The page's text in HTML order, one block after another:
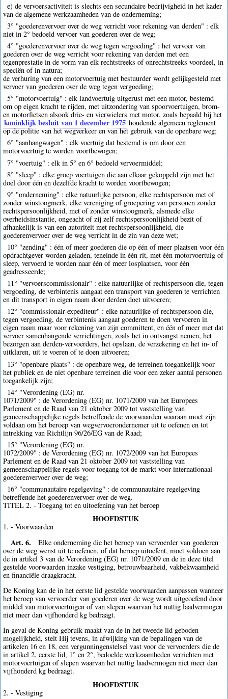
e) de vervoersactiviteit is slechts een secundaire bedrijvigheid in het kader
van de algemene werkzaamheden van de onderneming;
3° "goederenvervoer over de weg verricht voor rekening van derden" : elk
niet in 2° bedoeld vervoer van goederen over de weg;
4° "goederenvervoer over de weg tegen vergoeding" : het vervoer van
goederen over de weg verricht voor rekening van derden met een
tegenprestatie in de vorm van elk rechtstreeks of onrechtstreeks voordeel, in
speciën of in natura;
de verhuring van een motorvoertuig met bestuurder wordt gelijkgesteld met
vervoer van goederen over de weg tegen vergoeding;
5° "motorvoertuig" : elk landvoertuig uitgerust met een motor, bestemd
om op eigen kracht te rijden, met uitzondering van spoorvoertuigen, brom-
en motorfietsen alsook drie- en vierwielers met motor, zoals bepaald bij het
koninklijk besluit van 1 december 1975 houdende algemeen reglement
op de politie van het wegverkeer en van het gebruik van de openbare weg;
6° "aanhangwagen" : elk voertuig dat bestemd is om door een
motorvoertuig te worden voortbewogen;
7° "voertuig" : elk in 5° en 6° bedoeld vervoermiddel;
8° "sleep" : elke groep voertuigen die aan elkaar gekoppeld zijn met het
doel door één en dezelfde kracht te worden voortbewogen;
9° "onderneming" : elke natuurlijke persoon, elke rechtspersoon met of
zonder winstoogmerk, elke vereniging of groepering van personen zonder
rechtspersoonlijkheid, met of zonder winstoogmerk, alsmede elke
overheidsinstantie, ongeacht of zij zelf rechtspersoonlijkheid bezit of
afhankelijk is van een autoriteit met rechtspersoonlijkheid, die
goederenvervoer over de weg verricht in de zin van deze wet;
10° "zending" : één of meer goederen die op één of meer plaatsen voor één
opdrachtgever worden geladen, teneinde in één rit, met één motorvoertuig of
sleep, vervoerd te worden naar één of meer losplaatsen, voor één
geadresseerde;
11° "vervoerscommissionair" : elke natuurlijke of rechtspersoon die, tegen
vergoeding, de verbintenis aangaat een transport van goederen te verrichten
en dit transport in eigen naam door derden doet uitvoeren;
12° "commissionair-expediteur" : elke natuurlijke of rechtspersoon die,
tegen vergoeding, de verbintenis aangaat goederen te doen vervoeren in
eigen naam maar voor rekening van zijn committent, en één of meer met dat
vervoer samenhangende verrichtingen, zoals het in ontvangst nemen, het
bezorgen aan derden-vervoerders, het opslaan, de verzekering en het in- of
uitklaren, uit te voeren of te doen uitvoeren;
13° "openbare plaats" : de openbare weg, de terreinen toegankelijk voor
het publiek en de niet openbare terreinen die voor een zeker aantal personen
toegankelijk zijn;
14° "Verordening (EG) nr.
1071/2009" : de Verordening (EG) nr. 1071/2009 van het Europees
Parlement en de Raad van 21 oktober 2009 tot vaststelling van
gemeenschappelijke regels betreffende de voorwaarden waaraan moet zijn
voldaan om het beroep van wegvervoerondernemer uit te oefenen en tot
intrekking van Richtlijn 96/26/EG van de Raad;
15° "Verordening (EG) nr.
1072/2009" : de Verordening (EG) nr. 1072/2009 van het Europees
Parlement en de Raad van 21 oktober 2009 tot vaststelling van
gemeenschappelijke regels voor toegang tot de markt voor internationaal
goederenvervoer over de weg;
16° "communautaire regelgeving" : de communautaire regelgeving
betreffende het goederenvervoer over de weg.
TITEL 2. - Toegang tot en uitoefening van het beroep
HOOFDSTUK
1. - Voorwaarden
Art. 6.
Elke onderneming die het beroep van vervoerder van goederen
over de weg wenst uit te oefenen, of dat beroep uitoefent, moet voldoen aan
de in artikel 3 van de Verordening (EG) nr. 1071/2009 en de in deze titel
gestelde voorwaarden inzake vestiging, betrouwbaarheid, vakbekwaamheid
en financiële draagkracht.
De Koning kan de in het eerste lid gestelde voorwaarden aanpassen wanneer
het beroep van vervoerder van goederen over de weg wordt uitgeoefend door
middel van motorvoertuigen of van slepen waarvan het nuttig laadvermogen
niet meer dan vijfhonderd kg bedraagt.
In geval de Koning gebruik maakt van de in het tweede lid geboden
mogelijkheid, stelt Hij tevens, in afwijking van de bepalingen van de
artikelen 16 en 18, een vergunningenstelsel vast voor de vervoerders die de
in artikel 2, eerste lid, 1° en 2°, bedoelde werkzaamheden verrichten met
motorvoertuigen of slepen waarvan het nuttig laadvermogen niet meer dan
vijfhonderd kg bedraagt.
HOOFDSTUK
2. - Vestiging